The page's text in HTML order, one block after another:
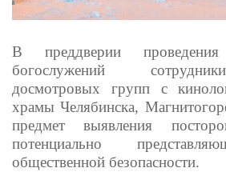
В преддверии проведения
богослужений
досмотровых групп с
храмы Челябинска,
предмет выявления
потенциально
общественной безопасности.